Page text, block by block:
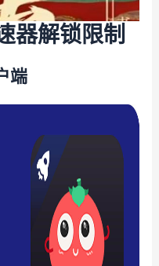
器解锁限制
端